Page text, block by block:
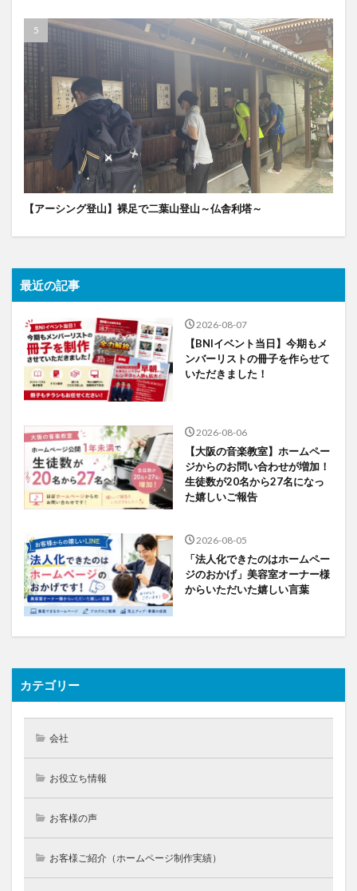
【アーシング登山】裸足で二葉山登山～仏舎利塔～
最近の記事
2026-08-07
【BNIイベント当日】今期もメ
ンバーリストの冊子を作らせて
いただきました！
2026-08-06
【大阪の音楽教室】ホームペー
ジからのお問い合わせが増加！
生徒数が20名から27名になっ
た嬉しいご報告
2026-08-05
「法人化できたのはホームペー
ジのおかげ」美容室オーナー様
からいただいた嬉しい言葉
カテゴリー
会社
お役立ち情報
お客様の声
お客様ご紹介（ホームページ制作実績）